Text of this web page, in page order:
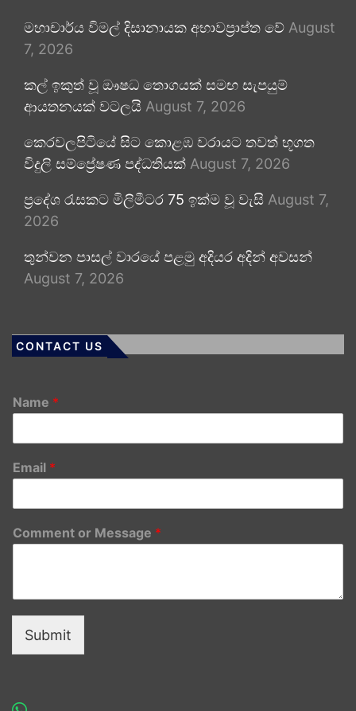
මහාචාර්ය විමල් දිසානායක අභාවප්‍රාප්ත වේ August
7, 2026
කල් ඉකුත් වූ ඖෂධ තොගයක් සමඟ සැපයුම්
ආයතනයක් වටලයි August 7, 2026
කෙරවලපිටියේ සිට කොළඹ වරායට තවත් භූගත
විදුලි සම්ප්‍රේෂණ පද්ධතියක් August 7, 2026
ප්‍රදේශ රැසකට මිලිමීටර 75 ඉක්ම වූ වැසි August 7,
2026
තුන්වන පාසල් වාරයේ පළමු අදියර අදින් අවසන්
August 7, 2026
CONTACT US
Name *
Email *
Comment or Message *
Submit